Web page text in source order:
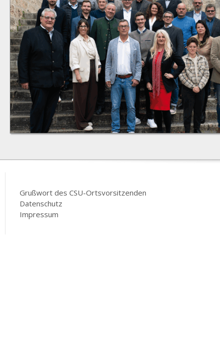
Grußwort des CSU-Ortsvorsitzenden
Datenschutz
Impressum